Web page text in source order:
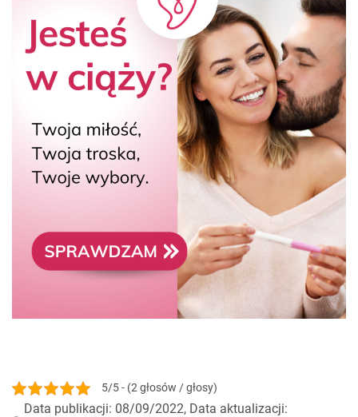
5/5 - (2 głosów / głosy)
Data publikacji: 08/09/2022, Data aktualizacji: